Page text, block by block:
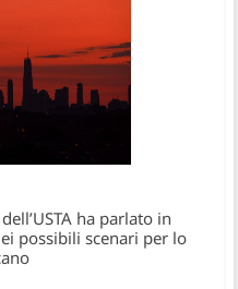
ha parlato in
possibili scenari per lo